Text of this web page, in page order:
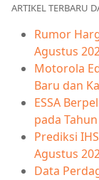
ARTIKEL TERBARU
Rumor
Agustus
Motorola
Baru dan
ESSA
pada
Prediksi
Agustus
Data